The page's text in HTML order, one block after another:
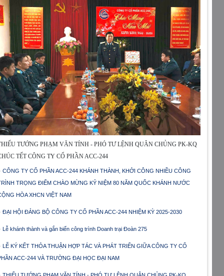
TƯỚNG PHẠM VĂN TÍNH - PHÓ TƯ LỆNH QUÂN CHỦNG PK-KQ
TẾT CÔNG TY CỔ PHẦN ACC-244
CÔNG TY CỔ PHẦN ACC-244 KHÁNH THÀNH, KHỞI CÔNG NHIỀU CÔNG
TRỌNG ĐIỂM CHÀO MỪNG KỶ NIỆM 80 NĂM QUỐC KHÁNH NƯỚC
HÒA XHCN VIỆT NAM
ĐẠI HỘI ĐẢNG BỘ CÔNG TY CỔ PHẦN ACC-244 NHIỆM KỲ 2025-2030
Lễ khánh thành và gắn biển công trình Doanh trại Đoàn 275
LỄ KÝ KẾT THỎA THUẬN HỢP TÁC VÀ PHÁT TRIỂN GIỮA CÔNG TY CỔ
ACC-244 VÀ TRƯỜNG ĐẠI HỌC ĐẠI NAM